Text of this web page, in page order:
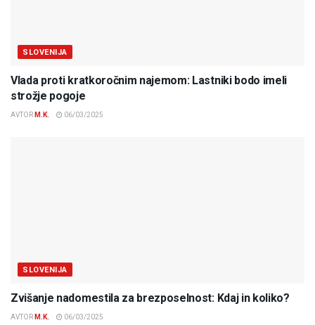
SLOVENIJA
Vlada proti kratkoročnim najemom: Lastniki bodo imeli
strožje pogoje
AVTOR M.K. 06/03/2025
SLOVENIJA
Zvišanje nadomestila za brezposelnost: Kdaj in koliko?
AVTOR M.K. 06/03/2025